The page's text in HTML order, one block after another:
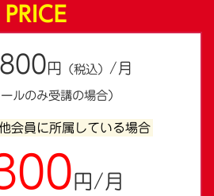
PRICE
円 （税込） /月
ールのみ受講の場合）
会員に所属している場合
円/月